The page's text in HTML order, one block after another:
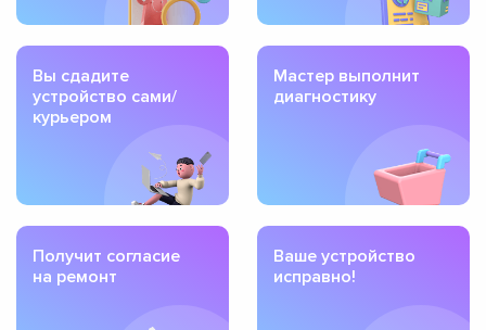
Вы сдадите
устройство сами/
курьером
Мастер выполнит
диагностику
Получит согласие
на ремонт
Ваше устройство
исправно!